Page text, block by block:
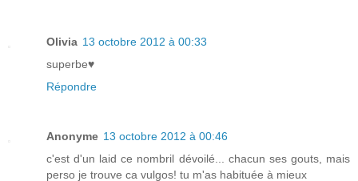
Olivia 13 octobre 2012 à 00:33
superbe♥
Répondre
Anonyme 13 octobre 2012 à 00:46
c'est d'un laid ce nombril dévoilé... chacun ses gouts, mais
perso je trouve ca vulgos! tu m'as habituée à mieux